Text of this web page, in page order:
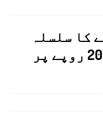
کا سلسلہ
جاری، انٹربینک میں 207 روپے پر